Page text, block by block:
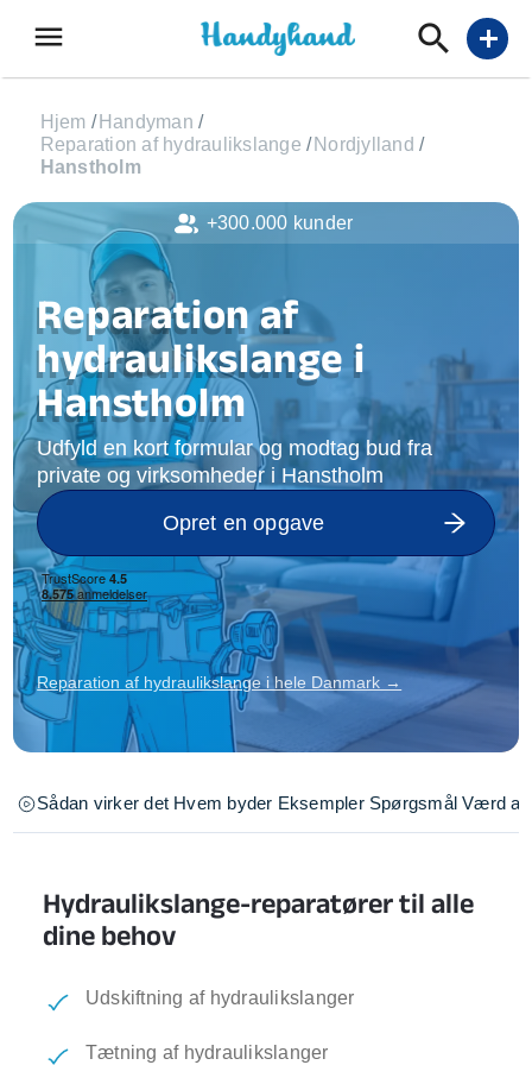
menu add
Hjem / Handyman /
Reparation af hydraulikslange / Nordjylland /
Hanstholm
Reparation af
hydraulikslange i
Hanstholm
Udfyld en kort formular og modtag bud fra
private og virksomheder i Hanstholm
Opret en opgave
Reparation af hydraulikslange i hele Danmark →
Sådan virker det Hvem byder Eksempler Spørgsmål Værd at
Hydraulikslange-reparatører til alle
dine behov
Udskiftning af hydraulikslanger
Tætning af hydraulikslanger
+300.000 kunder